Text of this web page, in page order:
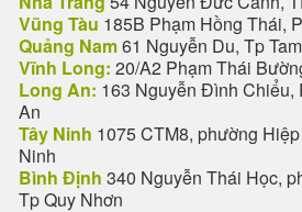
Vũng Tàu 185B Phạm Hồng Thái,
Quảng Nam61 Nguyễn Du, Tp
Vĩnh Long: 20/A2 Phạm Thái
Long An: 163 Nguyễn Đình Chiểu,
An
Tây Ninh 1075 CTM8, phường
Ninh
Bình Định 340 Nguyễn Thái Học,
Tp Quy Nhơn